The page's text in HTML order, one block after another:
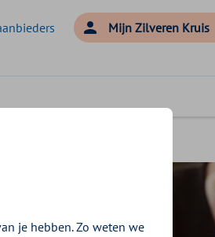
Mijn Zilveren Kruis
je hebben. Zo weten we